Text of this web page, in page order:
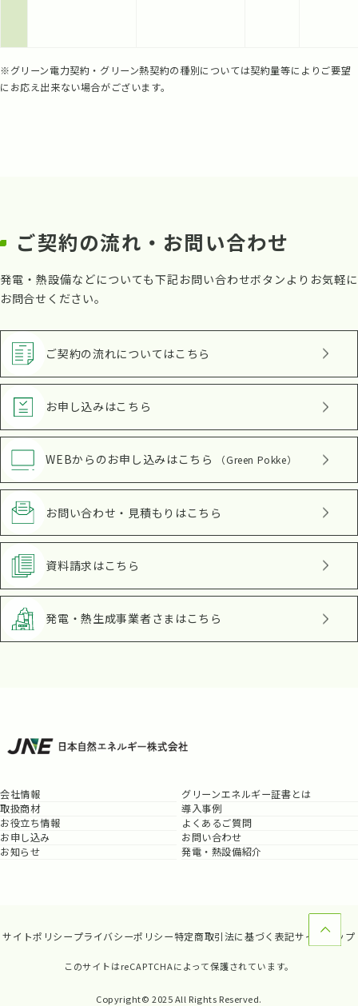
※グリーン電力契約・グリーン熱契約の種別については契約量等によりご要望
にお応え出来ない場合がございます。
ご契約の流れ・お問い合わせ
発電・熱設備などについても下記お問い合わせボタンよりお気軽に
お問合せください。
ご契約の流れについてはこちら
お申し込みはこちら
WEBからのお申し込みはこちら （Green Pokke）
お問い合わせ・見積もり はこちら
資料請求 はこちら
発電・熱生成事業者さま はこちら
会社情報
グリーンエネルギー証書とは
取扱商材
導入事例
お役立ち情報
よくあるご質問
お申し込み
お問い合わせ
お知らせ
発電・熱設備紹介
サイトポリシープライバシーポリシー特定商取引法に基づく表記サイトマップ
このサイトはreCAPTCHAによって保護されています。
Copyright© 2025 All Rights Reserved.